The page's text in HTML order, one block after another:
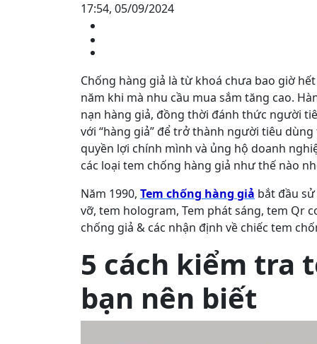
17:54, 05/09/2024
Chống hàng giả là từ khoá chưa bao giờ
năm khi mà nhu cầu mua sắm tăng cao.
nạn hàng giả, đồng thời đánh thức người
với “hàng giả” để trở thành người tiêu
quyền lợi chính mình và ủng hộ doanh
các loại tem chống hàng giả như thế nào
Năm 1990, Tem chống hàng giả bắt đầu
vỡ, tem hologram, Tem phát sáng, tem Qr
chống giả & các nhận định về chiếc tem
5 cách kiểm tra
bạn nên biết